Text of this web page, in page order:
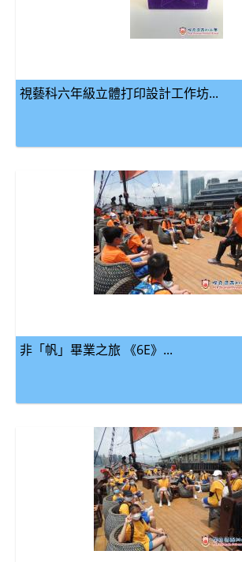
視藝科六年級立體打印設計工作坊...
非「帆」畢業之旅 《6E》...